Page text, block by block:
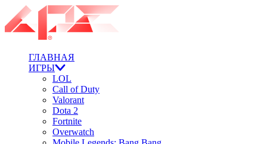
ГЛАВНАЯ
ИГРЫ
LOL
Call of Duty
Valorant
Dota 2
Fortnite
Overwatch